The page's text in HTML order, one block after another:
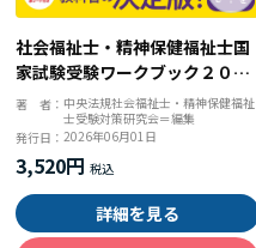
社会福祉士・精神保健福祉士国
家試験受験ワークブック２０２
７ 共通科目
著 者： 中央法規社会福祉士・精神保健福祉
士受験対策研究会＝編集
発行日：2026年06月01日
3,520円
詳細を見る